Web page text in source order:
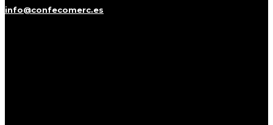
info@confecomerc.es